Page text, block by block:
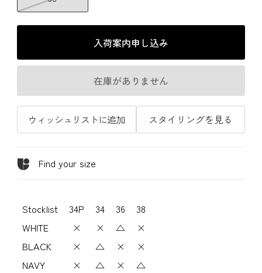
入荷案内申し込み
在庫がありません
ウィッシュリストに追加 スタイリングを見る
Find your size
Stocklist 34P 34 36
38
WHITE
× × △
×
BLACK
× △ ×
×
NAVY
× △ × △